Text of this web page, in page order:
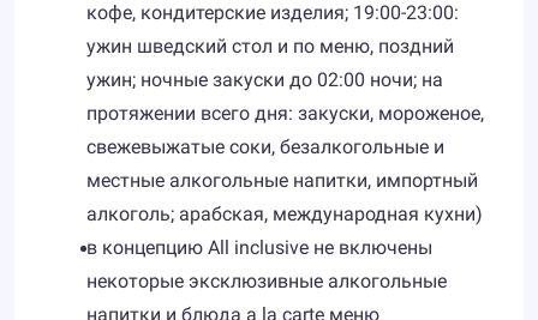
кофе, кондитерские изделия; 19:00-23:00:
ужин шведский стол и по меню, поздний
ужин; ночные закуски до 02:00 ночи; на
протяжении всего дня: закуски, мороженое,
свежевыжатые соки, безалкогольные и
местные алкогольные напитки, импортный
алкоголь; арабская, международная кухни)
в концепцию All inclusive не включены
некоторые эксклюзивные алкогольные
напитки и блюда a la carte меню